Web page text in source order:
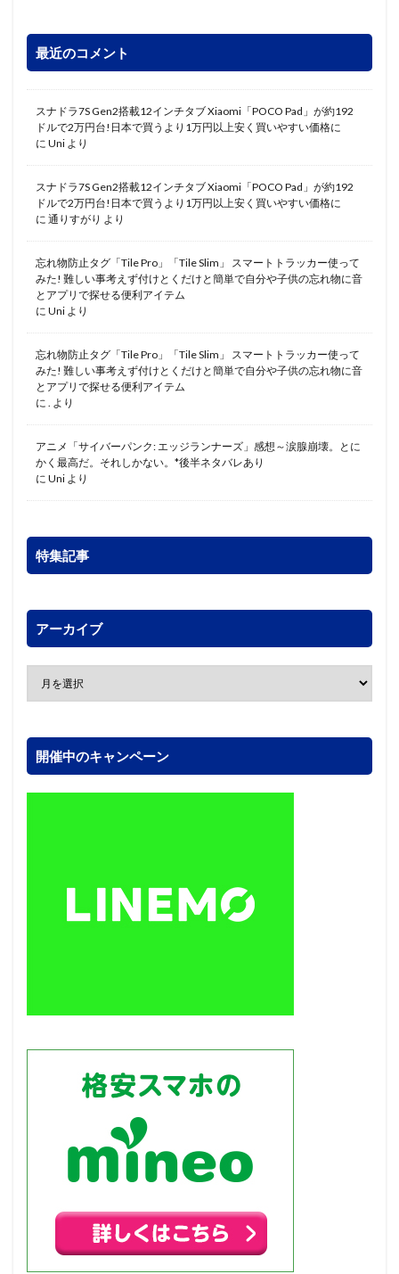
最近のコメント
スナドラ7S Gen2搭載12インチタブ Xiaomi「POCO Pad」が約192
ドルで2万円台!日本で買うより1万円以上安く買いやすい価格に
に Uni より
スナドラ7S Gen2搭載12インチタブ Xiaomi「POCO Pad」が約192
ドルで2万円台!日本で買うより1万円以上安く買いやすい価格に
に 通りすがり より
忘れ物防止タグ「Tile Pro」「Tile Slim」 スマートトラッカー使って
みた! 難しい事考えず付けとくだけと簡単で自分や子供の忘れ物に音
とアプリで探せる便利アイテム
に Uni より
忘れ物防止タグ「Tile Pro」「Tile Slim」 スマートトラッカー使って
みた! 難しい事考えず付けとくだけと簡単で自分や子供の忘れ物に音
とアプリで探せる便利アイテム
に
より
アニメ「サイバーパンク: エッジランナーズ」感想～涙腺崩壊。とに
かく最高だ。それしかない。*後半ネタバレあり
に Uni より
特集記事
アーカイブ
開催中のキャンペーン